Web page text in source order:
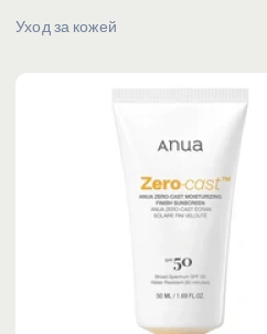
Уход за кожей